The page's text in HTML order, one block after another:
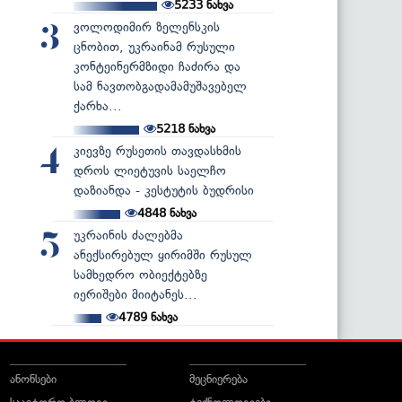
5233 ნახვა
3
ვოლოდიმირ ზელენსკის
ცნობით, უკრაინამ რუსული
კონტეინერმზიდი ჩაძირა და
სამ ნავთობგადამამუშავებელ
ქარხა...
5218ნახვა
4
კიევზე რუსეთის თავდასხმის
დროს ლიეტუვის საელჩო
დაზიანდა - კესტუტის ბუდრისი
4848ნახვა
5
უკრაინის ძალებმა
ანექსირებულ ყირიმში რუსულ
სამხედრო ობიექტებზე
იერიშები მიიტანეს...
4789 ნახვა
ანონსები
მეცნიერება